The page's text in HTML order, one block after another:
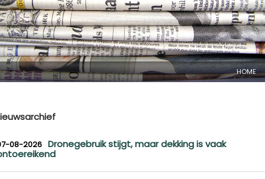
HOME
08-2026 Dronegebruik stijgt, maar dekking is vaak